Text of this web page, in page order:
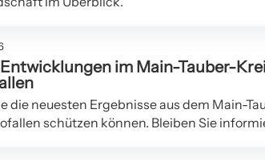
im Main-Tauber-
die neuesten Ergebnisse aus dem Main-
schützen können. Bleiben Sie